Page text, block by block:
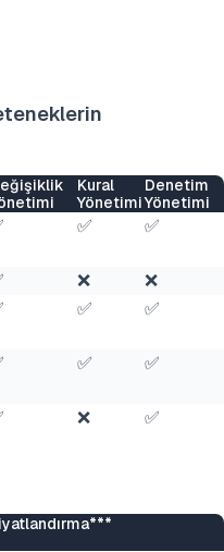
Kural
Yönetimi
Denetim
Yönetimi
✅ ✅
❌
❌
✅ ✅
✅ ✅
❌ ✅